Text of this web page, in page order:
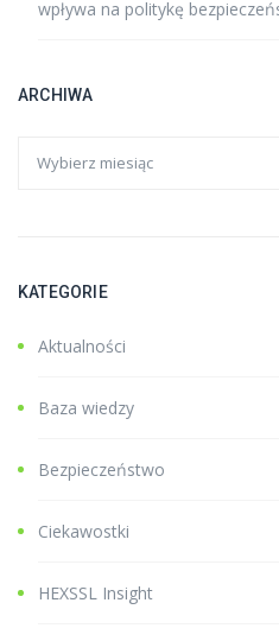
wpływa na politykę
ARCHIWA
KATEGORIE
Aktualności
Baza wiedzy
Bezpieczeństwo
Ciekawostki
HEXSSL Insight